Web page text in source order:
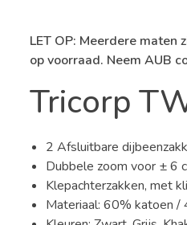
LET OP: Meerdere
op voorraad. Neem AUB
Tricorp
2 Afsluitbare
Dubbele zoom voor ± 6
Klepachterzakken, met
Materiaal: 60% katoen